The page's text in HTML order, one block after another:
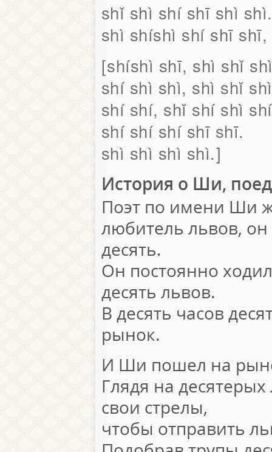
shǐ shì shí shī shì shì.
shì shíshì shí shī
shíshì shī, shì shǐ
shí shì shì, shì shǐ
shí shí, shǐ shí shì
shí shí shí shī shī.
shì shì shì shì.
История о Ши,
Поэт по имени Ши
любитель львов, он
десять.
Он постоянно
десять львов.
В десять часов
рынок.
И Ши пошел на
Глядя на
свои стрелы,
чтобы отправить